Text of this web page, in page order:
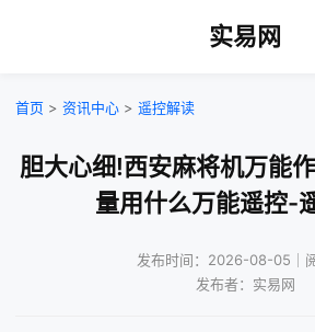
实易网
首页 > 资讯中心 > 遥控解读
胆大心细!西安麻将机万能
量用什么万能遥控-
发布时间：2026-08-05｜
发布者：实易网